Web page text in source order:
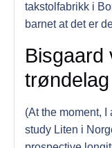
takstolfabrikk i
barnet at det er
Bisgaard
trøndelag
(At the moment,
study Liten i